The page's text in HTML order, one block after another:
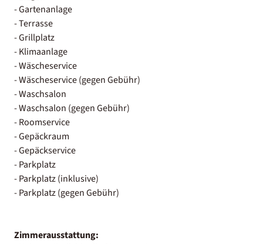
- Gartenanlage
- Terrasse
- Grillplatz
- Klimaanlage
- Wäscheservice
- Wäscheservice (gegen Gebühr)
- Waschsalon
- Waschsalon (gegen Gebühr)
- Roomservice
- Gepäckraum
- Gepäckservice
- Parkplatz
- Parkplatz (inklusive)
- Parkplatz (gegen Gebühr)
Zimmerausstattung: